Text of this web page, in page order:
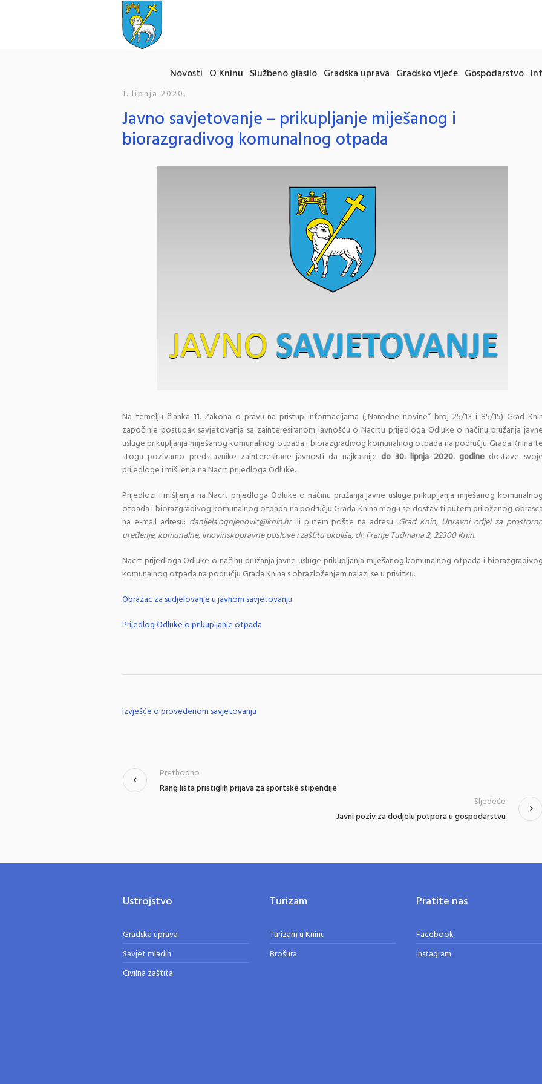
Novosti O Kninu Službeno glasilo Gradska uprava Gradsko vijeće Gospodarstvo
1. lipnja 2020.
Javno savjetovanje – prikupljanje miješanog i
biorazgradivog komunalnog otpada
Na temelju članka 11. Zakona o pravu na pristup informacijama („Narodne novine“ broj 25/13 i 85/15) Grad
započinje postupak savjetovanja sa zainteresiranom javnošću o Nacrtu prijedloga Odluke o načinu pružanja
usluge prikupljanja miješanog komunalnog otpada i biorazgradivog komunalnog otpada na području Grada Knina
stoga pozivamo predstavnike zainteresirane javnosti da najkasnije do 30. lipnja 2020. godine dostave
prijedloge i mišljenja na Nacrt prijedloga Odluke.
Prijedlozi i mišljenja na Nacrt prijedloga Odluke o načinu pružanja javne usluge prikupljanja miješanog
otpada i biorazgradivog komunalnog otpada na području Grada Knina mogu se dostaviti putem priloženog
na e-mail adresu: danijela.ognjenovic@knin.hrili putem pošte na adresu: Grad Knin, Upravni odjel za
uređenje, komunalne, imovinskopravne poslove i zaštitu okoliša, dr. Franje Tuđmana 2, 22300 Knin.
Nacrt prijedloga Odluke o načinu pružanja javne usluge prikupljanja miješanog komunalnog otpada i
komunalnog otpada na području Grada Knina s obrazloženjem nalazi se u privitku.
Obrazac za sudjelovanje u javnom savjetovanju
Prijedlog Odluke o prikupljanje otpada
Izvješće o provedenom savjetovanju
Rang lista pristiglih prijava za sportske stipendije
Prethodno
Javni poziv za dodjelu potpora u gospodarstvu
Sljedeće
Ustrojstvo
Gradska uprava
Savjet mladih
Civilna zaštita
Turizam
Turizam u Kninu
Brošura
Pratite nas
Facebook
Instagram